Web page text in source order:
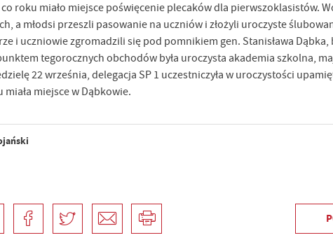
roku miało miejsce poświęcenie plecaków dla pierwszoklasistów.
a młodsi przeszli pasowanie na uczniów i złożyli uroczyste
i uczniowie zgromadzili się pod pomnikiem gen. Stanisława
tegorocznych obchodów była uroczysta akademia szkolna,
22 września, delegacja SP 1 uczestniczyła w uroczystości
miejsce w Dąbkowie.